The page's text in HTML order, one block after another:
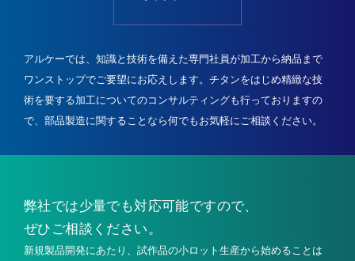
アルケーでは、知識と技術を備えた専門社員が加工から納品まで
ワンストップでご要望にお応えします。チタンをはじめ精緻な技
術を要する加工についてのコンサルティングも行っておりますの
で、部品製造に関することなら何でもお気軽にご相談ください。
弊社では少量でも対応可能ですので、
ぜひご相談ください。
新規製品開発にあたり、試作品の小ロット生産から始めることは